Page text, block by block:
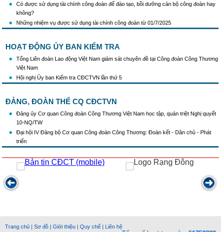
Có được sử dụng tài chính công đoàn để đào tạo, bồi dưỡng cán bộ công đoàn hay
không?
Những nhiệm vụ được sử dụng tài chính công đoàn từ 01/7/2025
HOẠT ĐỘNG ỦY BAN KIỂM TRA
Tổng Liên đoàn Lao động Việt Nam giám sát chuyên đề tại Công đoàn Công Thương
Việt Nam
Hội nghị Ủy ban Kiểm tra CĐCTVN lần thứ 5
ĐẢNG, ĐOÀN THỂ CQ CĐCTVN
Đảng ủy Cơ quan Công đoàn Công Thương Việt Nam học tập, quán triệt Nghị quyết
10-NQ/TW
Đại hội IV Đảng bộ Cơ quan Công đoàn Công Thương: Đoàn kết - Dân chủ - Phát
triển
Trang chủ | Sơ đồ | Giới thiệu | Quy chế | Liên hệ